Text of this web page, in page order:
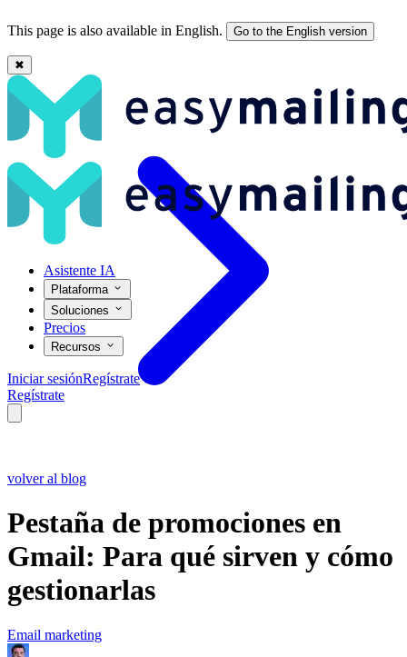
This page is also available in English. Go to the English version
✖
Asistente IA
Plataforma
Soluciones
Precios
Recursos
Iniciar sesiónRegístrate
Regístrate
Pestaña de promociones en Gmail: Para qué sirven - Easymailing
volver al blog
Pestaña de promociones en
Gmail: Para qué sirven y cómo
gestionarlas
Email marketing